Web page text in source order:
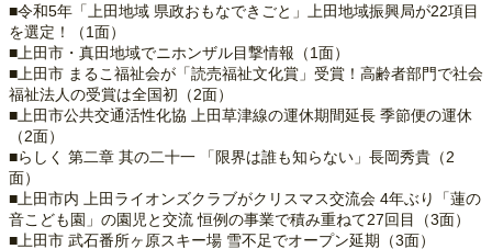
■令和5年「上田地域 県政おもなできごと」上田地域振興局が22項目
を選定！（1面）
■上田市・真田地域でニホンザル目撃情報（1面）
■上田市 まるこ福祉会が「読売福祉文化賞」受賞！高齢者部門で社会
福祉法人の受賞は全国初（2面）
■上田市公共交通活性化協 上田草津線の運休期間延長 季節便の運休
（2面）
■らしく 第二章 其の二十一 「限界は誰も知らない」長岡秀貴（2
面）
■上田市内 上田ライオンズクラブがクリスマス交流会 4年ぶり「蓮の
音こども園」の園児と交流 恒例の事業で積み重ねて27回目（3面）
■上田市 武石番所ヶ原スキー場 雪不足でオープン延期（3面）